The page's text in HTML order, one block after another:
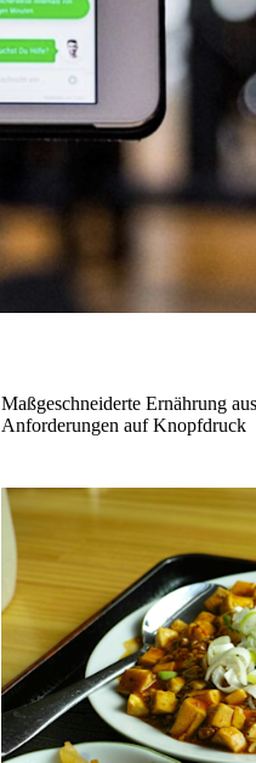
Maßgeschneiderte Ernährung
Anforderungen auf Knopfdruck